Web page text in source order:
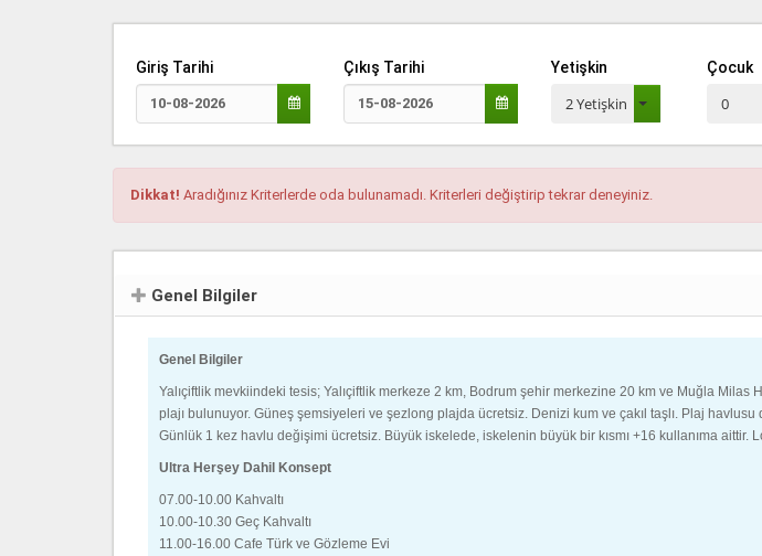
Giriş Tarihi Çıkış Tarihi Yetişkin
2 Yetişkin
Çocuk
0
Dikkat! Aradığınız Kriterlerde oda bulunamadı. Kriterleri değiştirip tekrar deneyiniz.
Genel Bilgiler
Genel Bilgiler
Yalıçiftlik mevkiindeki tesis; Yalıçiftlik merkeze 2 km, Bodrum şehir merkezine 20 km ve Muğla
plajı bulunuyor. Güneş şemsiyeleri ve şezlong plajda ücretsiz. Denizi kum ve çakıl taşlı. Plaj
Günlük 1 kez havlu değişimi ücretsiz. Büyük iskelede, iskelenin büyük bir kısmı +16 kullanıma aittir.
Ultra Herşey Dahil Konsept
07.00-10.00 Kahvaltı
10.00-10.30 Geç Kahvaltı
11.00-16.00 Cafe Türk ve Gözleme Evi